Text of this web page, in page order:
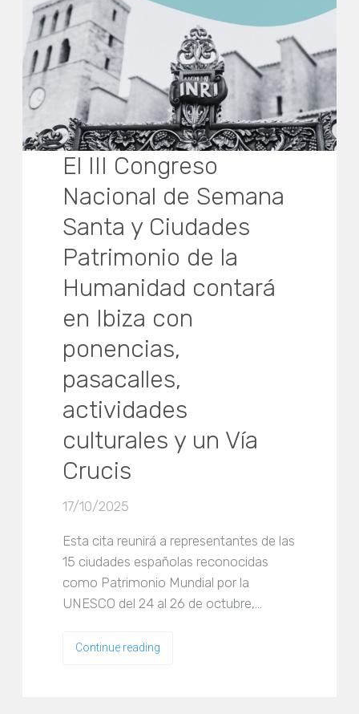
El III Congreso
Nacional de Semana
Santa y Ciudades
Patrimonio de la
Humanidad contará
en Ibiza con
ponencias,
pasacalles,
actividades
culturales y un Vía
Crucis
17/10/2025
Esta cita reunirá a representantes de las
15 ciudades españolas reconocidas
como Patrimonio Mundial por la
UNESCO del 24 al 26 de octubre,…
Continue reading